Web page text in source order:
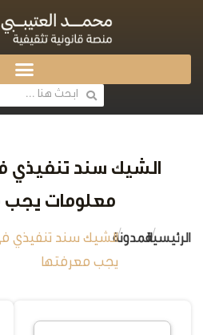
معلومات يجب
الرئيسية
/المدونة
/
يجب معرفتها